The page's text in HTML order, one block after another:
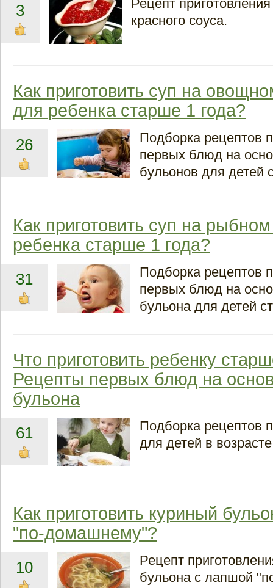
3
Рецепт
красного соуса.
Как приготовить суп на
для ребенка старше 1 года?
26
Подборка рецептов
первых блюд на
бульонов для детей
Как приготовить суп на
ребенка старше 1 года?
31
Подборка рецептов
первых блюд на
бульона для детей
Что приготовить ребенку
Рецепты первых блюд на
бульона
61
Подборка рецептов
для детей в
Как приготовить куриный
"по-домашнему"?
10
Рецепт
бульона с лапшой